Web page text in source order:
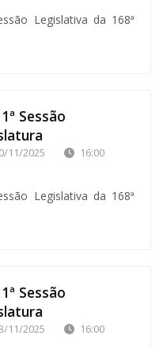
Legislativa da 168ª
Sessão
11/2025
16:00
Legislativa da 168ª
Sessão
11/2025
16:00